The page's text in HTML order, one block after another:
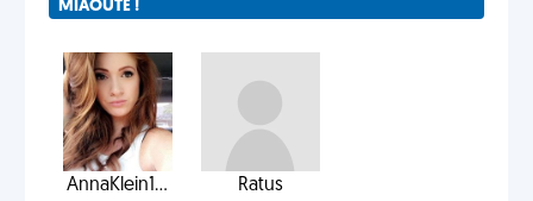
MIAOUTÉ !
AnnaKlein1... Ratus